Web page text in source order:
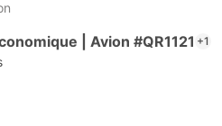
| Avion #QR1121 +1